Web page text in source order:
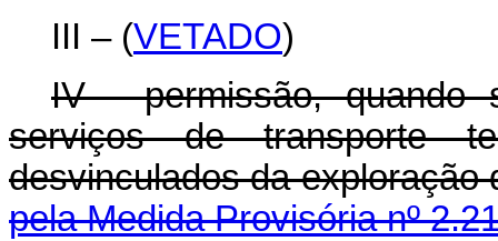
III – (VETADO)
IV - permissão, quando
serviços de transporte
desvinculados da
pela Medida Provisória nº